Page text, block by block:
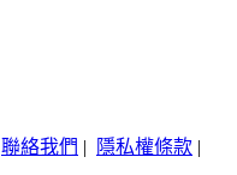
聯絡我們 | 隱私權條款 |